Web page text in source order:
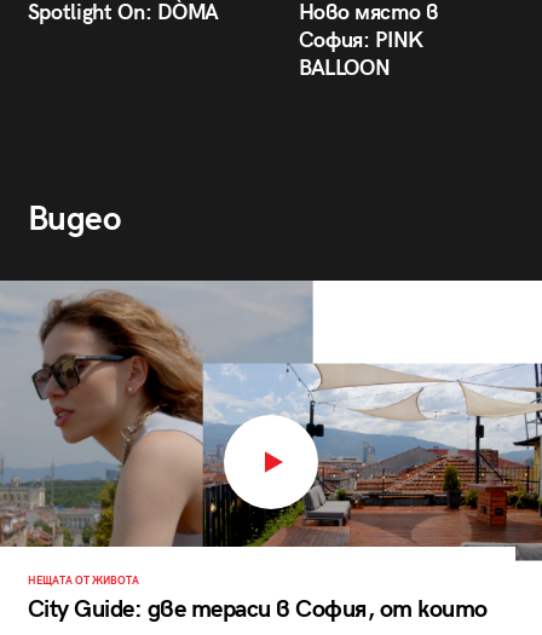
Spotlight On: DÒMA
Ново място в
София: PINK
BALLOON
Видео
НЕЩАТА ОТ ЖИВОТА
City Guide: две тераси в София, от които